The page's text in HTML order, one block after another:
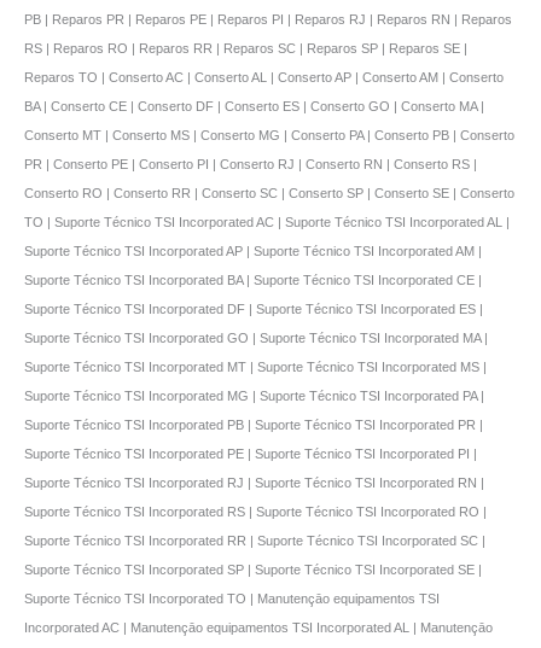
PB | Reparos PR | Reparos PE | Reparos PI | Reparos RJ | Reparos RN | Reparos
RS | Reparos RO | Reparos RR | Reparos SC | Reparos SP | Reparos SE |
Reparos TO | Conserto AC | Conserto AL | Conserto AP | Conserto AM | Conserto
BA | Conserto CE | Conserto DF | Conserto ES | Conserto GO | Conserto MA |
Conserto MT | Conserto MS | Conserto MG | Conserto PA | Conserto PB | Conserto
PR | Conserto PE | Conserto PI | Conserto RJ | Conserto RN | Conserto RS |
Conserto RO | Conserto RR | Conserto SC | Conserto SP | Conserto SE | Conserto
TO | Suporte Técnico TSI Incorporated AC | Suporte Técnico TSI Incorporated AL |
Suporte Técnico TSI Incorporated AP | Suporte Técnico TSI Incorporated AM |
Suporte Técnico TSI Incorporated BA | Suporte Técnico TSI Incorporated CE |
Suporte Técnico TSI Incorporated DF | Suporte Técnico TSI Incorporated ES |
Suporte Técnico TSI Incorporated GO | Suporte Técnico TSI Incorporated MA |
Suporte Técnico TSI Incorporated MT | Suporte Técnico TSI Incorporated MS |
Suporte Técnico TSI Incorporated MG | Suporte Técnico TSI Incorporated PA |
Suporte Técnico TSI Incorporated PB | Suporte Técnico TSI Incorporated PR |
Suporte Técnico TSI Incorporated PE | Suporte Técnico TSI Incorporated PI |
Suporte Técnico TSI Incorporated RJ | Suporte Técnico TSI Incorporated RN |
Suporte Técnico TSI Incorporated RS | Suporte Técnico TSI Incorporated RO |
Suporte Técnico TSI Incorporated RR | Suporte Técnico TSI Incorporated SC |
Suporte Técnico TSI Incorporated SP | Suporte Técnico TSI Incorporated SE |
Suporte Técnico TSI Incorporated TO | Manutençāo equipamentos TSI
Incorporated AC | Manutençāo equipamentos TSI Incorporated AL | Manutençāo